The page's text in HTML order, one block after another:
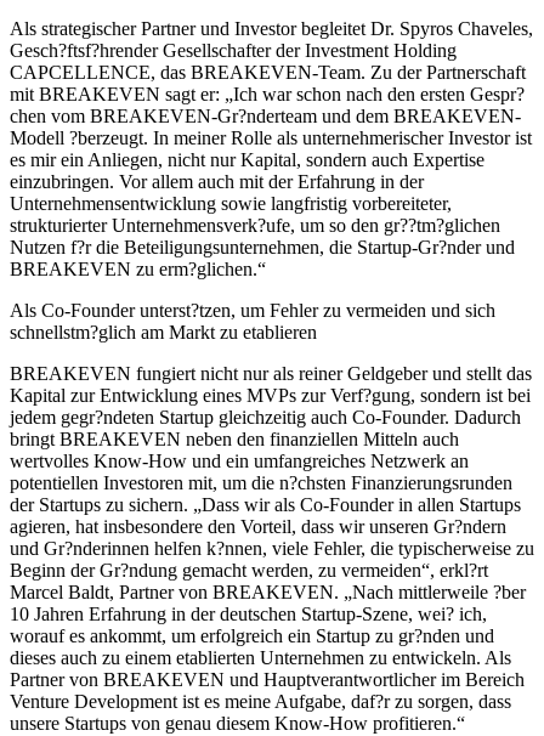
Als strategischer Partner und Investor begleitet Dr. Spyros Chaveles,
Gesch?ftsf?hrender Gesellschafter der Investment Holding
CAPCELLENCE, das BREAKEVEN-Team. Zu der Partnerschaft
mit BREAKEVEN sagt er: „Ich war schon nach den ersten Gespr?
chen vom BREAKEVEN-Gr?nderteam und dem BREAKEVEN-
Modell ?berzeugt. In meiner Rolle als unternehmerischer Investor ist
es mir ein Anliegen, nicht nur Kapital, sondern auch Expertise
einzubringen. Vor allem auch mit der Erfahrung in der
Unternehmensentwicklung sowie langfristig vorbereiteter,
strukturierter Unternehmensverk?ufe, um so den gr??tm?glichen
Nutzen f?r die Beteiligungsunternehmen, die Startup-Gr?nder und
BREAKEVEN zu erm?glichen.“
Als Co-Founder unterst?tzen, um Fehler zu vermeiden und sich
schnellstm?glich am Markt zu etablieren
BREAKEVEN fungiert nicht nur als reiner Geldgeber und stellt das
Kapital zur Entwicklung eines MVPs zur Verf?gung, sondern ist bei
jedem gegr?ndeten Startup gleichzeitig auch Co-Founder. Dadurch
bringt BREAKEVEN neben den finanziellen Mitteln auch
wertvolles Know-How und ein umfangreiches Netzwerk an
potentiellen Investoren mit, um die n?chsten Finanzierungsrunden
der Startups zu sichern. „Dass wir als Co-Founder in allen Startups
agieren, hat insbesondere den Vorteil, dass wir unseren Gr?ndern
und Gr?nderinnen helfen k?nnen, viele Fehler, die typischerweise zu
Beginn der Gr?ndung gemacht werden, zu vermeiden“, erkl?rt
Marcel Baldt, Partner von BREAKEVEN. „Nach mittlerweile ?ber
10 Jahren Erfahrung in der deutschen Startup-Szene, wei? ich,
worauf es ankommt, um erfolgreich ein Startup zu gr?nden und
dieses auch zu einem etablierten Unternehmen zu entwickeln. Als
Partner von BREAKEVEN und Hauptverantwortlicher im Bereich
Venture Development ist es meine Aufgabe, daf?r zu sorgen, dass
unsere Startups von genau diesem Know-How profitieren.“